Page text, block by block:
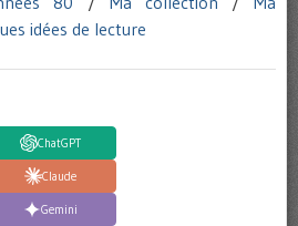
idées de lecture
ChatGPT
Claude
Gemini